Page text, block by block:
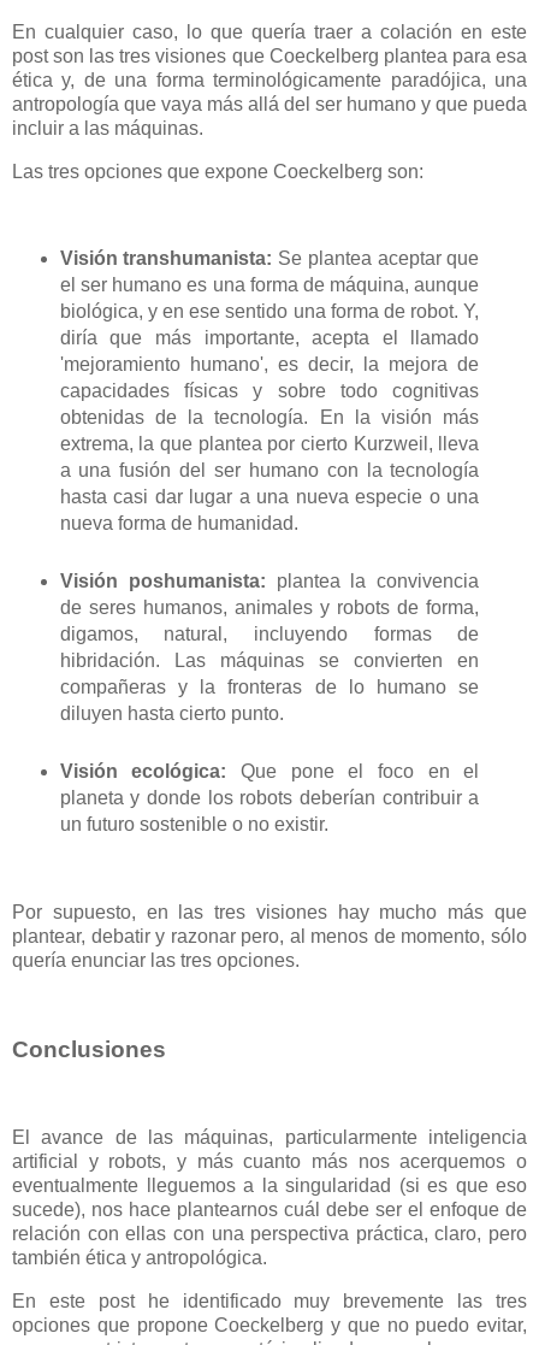
En cualquier caso, lo que quería traer a colación en este
post son las tres visiones que Coeckelberg plantea para esa
ética y, de una forma terminológicamente paradójica, una
antropología que vaya más allá del ser humano y que pueda
incluir a las máquinas.
Las tres opciones que expone Coeckelberg son:
Visión transhumanista: Se plantea aceptar que
el ser humano es una forma de máquina, aunque
biológica, y en ese sentido una forma de robot. Y,
diría que más importante, acepta el llamado
'mejoramiento humano', es decir, la mejora de
capacidades físicas y sobre todo cognitivas
obtenidas de la tecnología. En la visión más
extrema, la que plantea por cierto Kurzweil, lleva
a una fusión del ser humano con la tecnología
hasta casi dar lugar a una nueva especie o una
nueva forma de humanidad.
Visión poshumanista: plantea la convivencia
de seres humanos, animales y robots de forma,
digamos, natural, incluyendo formas de
hibridación. Las máquinas se convierten en
compañeras y la fronteras de lo humano se
diluyen hasta cierto punto.
Visión ecológica: Que pone el foco en el
planeta y donde los robots deberían contribuir a
un futuro sostenible o no existir.
Por supuesto, en las tres visiones hay mucho más que
plantear, debatir y razonar pero, al menos de momento, sólo
quería enunciar las tres opciones.
Conclusiones
El avance de las máquinas, particularmente inteligencia
artificial y robots, y más cuanto más nos acerquemos o
eventualmente lleguemos a la singularidad (si es que eso
sucede), nos hace plantearnos cuál debe ser el enfoque de
relación con ellas con una perspectiva práctica, claro, pero
también ética y antropológica.
En este post he identificado muy brevemente las tres
opciones que propone Coeckelberg y que no puedo evitar,